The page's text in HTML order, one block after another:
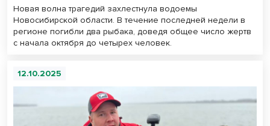
Новая волна трагедий захлестнула водоемы
Новосибирской области. В течение последней недели в
регионе погибли два рыбака, доведя общее число жертв
с начала октября до четырех человек.
12.10.2025